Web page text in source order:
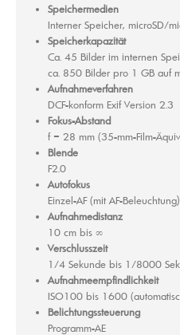
Speichermedien
Interner Speicher, microSD/
Speicherkapazität
Ca. 45 Bilder im internen
ca. 850 Bilder pro 1 GB auf
Aufnahmeverfahren
DCF-konform Exif Version 2.3
Fokus-Abstand
f = 28 mm (35-mm-Film-
Blende
F2.0
Autofokus
Einzel-AF (mit AF-Beleuchtung)
Aufnahmedistanz
10 cm bis ∞
Verschlusszeit
1/4 Sekunde bis 1/8000
Aufnahmeempfindlichkeit
ISO100 bis 1600
Belichtungssteuerung
Programm-AE